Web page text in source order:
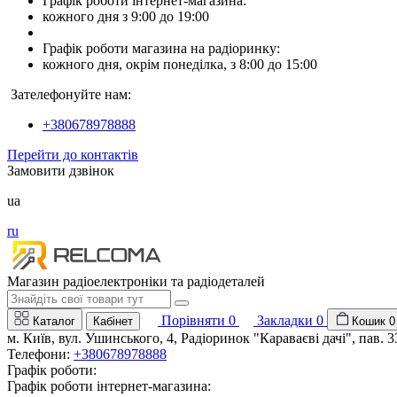
кожного дня з 9:00 до 19:00
Графік роботи магазина на радіоринку:
кожного дня, окрім понеділка, з 8:00 до 15:00
Зателефонуйте нам:
+380678978888
Перейти до контактів
Замовити дзвінок
ua
ru
Магазин радіоелектроніки та радіодеталей
Каталог Кабінет Порівняти 0 Закладки 0 Кошик 0
м. Київ, вул. Ушинського, 4, Радіоринок "Караваєві дачі", пав.
Телефони: +380678978888
Графік роботи:
Графік роботи інтернет-магазина: